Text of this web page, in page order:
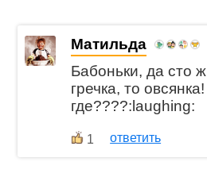
Матильда
Бабоньки, да сто
гречка, то
где????:laughing:
1 ответить